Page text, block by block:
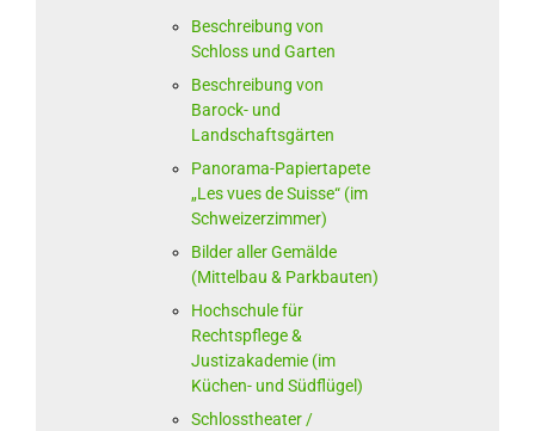
Beschreibung von
Schloss und Garten
Beschreibung von
Barock- und
Landschaftsgärten
Panorama-Papiertapete
„Les vues de Suisse“ (im
Schweizerzimmer)
Bilder aller Gemälde
(Mittelbau & Parkbauten)
Hochschule für
Rechtspflege &
Justizakademie (im
Küchen- und Südflügel)
Schlosstheater /